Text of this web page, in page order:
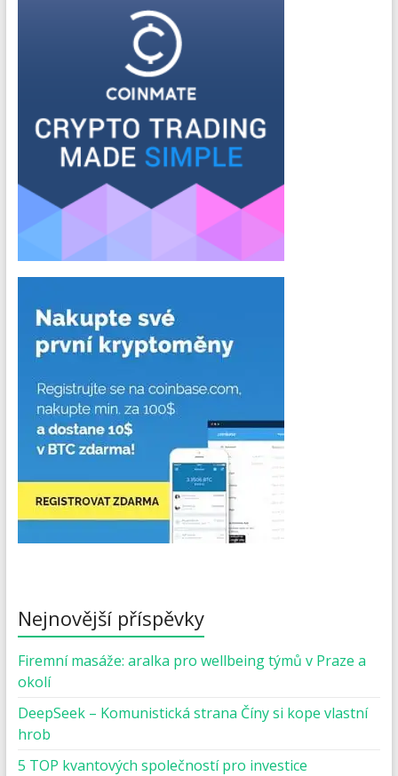
Nejnovější příspěvky
Firemní masáže: aralka pro wellbeing týmů v Praze a
okolí
DeepSeek – Komunistická strana Číny si kope vlastní
hrob
5 TOP kvantových společností pro investice